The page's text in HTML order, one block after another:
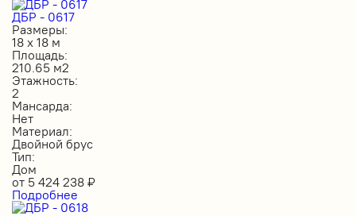
ДБР - 0617
Размеры:
18 х 18 м
Площадь:
210.65 м2
Этажность:
2
Мансарда:
Нет
Материал:
Двойной брус
Тип:
Дом
от 5 424 238 ₽
Подробнее